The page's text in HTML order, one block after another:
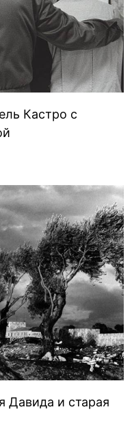
Кастро с
Давида и старая